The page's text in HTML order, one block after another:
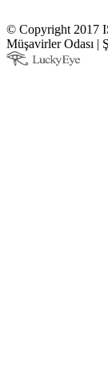
© Copyright 2017
Müşavirler Odası |